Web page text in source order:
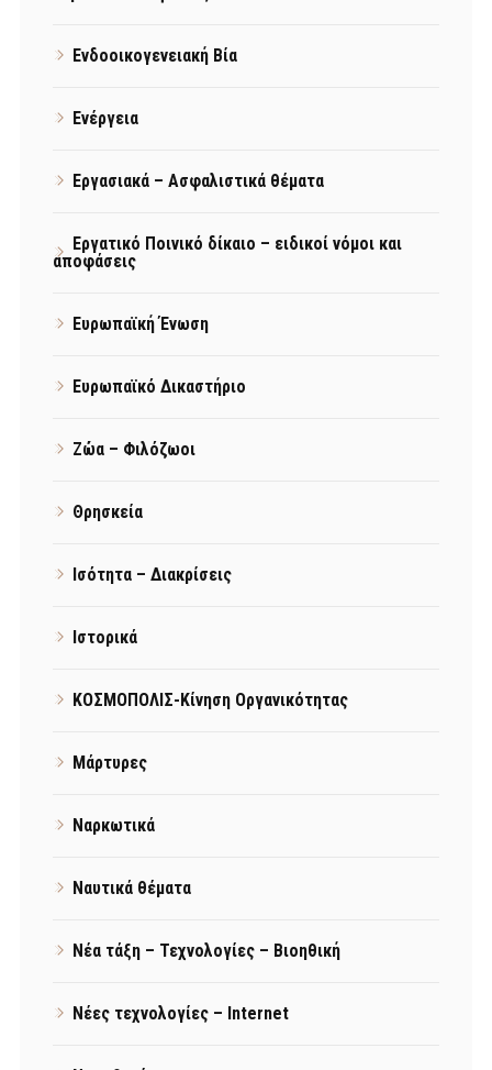
Ενδοοικογενειακή Βία
Ενέργεια
Εργασιακά – Ασφαλιστικά θέματα
Εργατικό Ποινικό δίκαιο – ειδικοί νόμοι και
αποφάσεις
Ευρωπαϊκή Ένωση
Ευρωπαϊκό Δικαστήριο
Ζώα – Φιλόζωοι
Θρησκεία
Ισότητα – Διακρίσεις
Ιστορικά
ΚΟΣΜΟΠΟΛΙΣ-Κίνηση Οργανικότητας
Μάρτυρες
Ναρκωτικά
Ναυτικά θέματα
Νέα τάξη – Τεχνολογίες – Βιοηθική
Νέες τεχνολογίες – Internet